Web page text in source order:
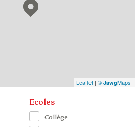
Leaflet | © JawgMaps |
Ecoles
Collège